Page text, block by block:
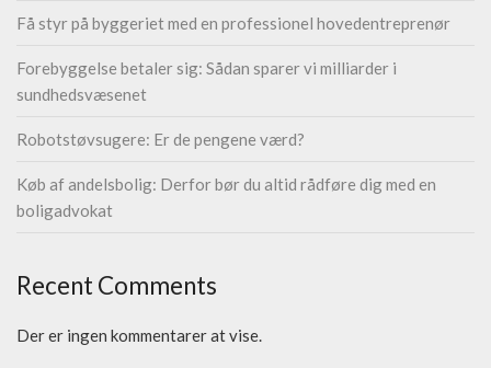
Få styr på byggeriet med en professionel hovedentreprenør
Forebyggelse betaler sig: Sådan sparer vi milliarder i
sundhedsvæsenet
Robotstøvsugere: Er de pengene værd?
Køb af andelsbolig: Derfor bør du altid rådføre dig med en
boligadvokat
Recent Comments
Der er ingen kommentarer at vise.